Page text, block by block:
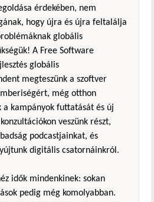
érdekében, nem
hogy újra és újra feltalálja
globális
A Free Software
globális
megteszünk a szoftver
még otthon
a kampányok futtatását és új
veszünk részt,
podcastjainkat, és
digitális csatornáinkról.
idők mindenkinek: sokan
pedig még komolyabban.